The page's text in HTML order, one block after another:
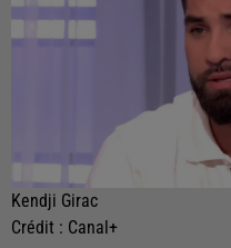
Kendji Girac
Crédit : Canal+